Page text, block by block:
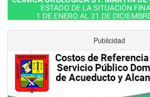
Publicidad